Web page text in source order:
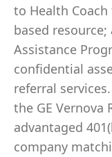
to Health Coach
based
Assistance
confidential
referral
the GE Vernova
advantaged
company